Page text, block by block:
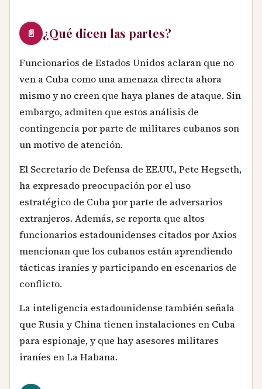
📄 ¿Qué dicen las partes?
Funcionarios de Estados Unidos aclaran que no
ven a Cuba como una amenaza directa ahora
mismo y no creen que haya planes de ataque. Sin
embargo, admiten que estos análisis de
contingencia por parte de militares cubanos son
un motivo de atención.
El Secretario de Defensa de EE.UU., Pete Hegseth,
ha expresado preocupación por el uso
estratégico de Cuba por parte de adversarios
extranjeros. Además, se reporta que altos
funcionarios estadounidenses citados por Axios
mencionan que los cubanos están aprendiendo
tácticas iraníes y participando en escenarios de
conflicto.
La inteligencia estadounidense también señala
que Rusia y China tienen instalaciones en Cuba
para espionaje, y que hay asesores militares
iraníes en La Habana.